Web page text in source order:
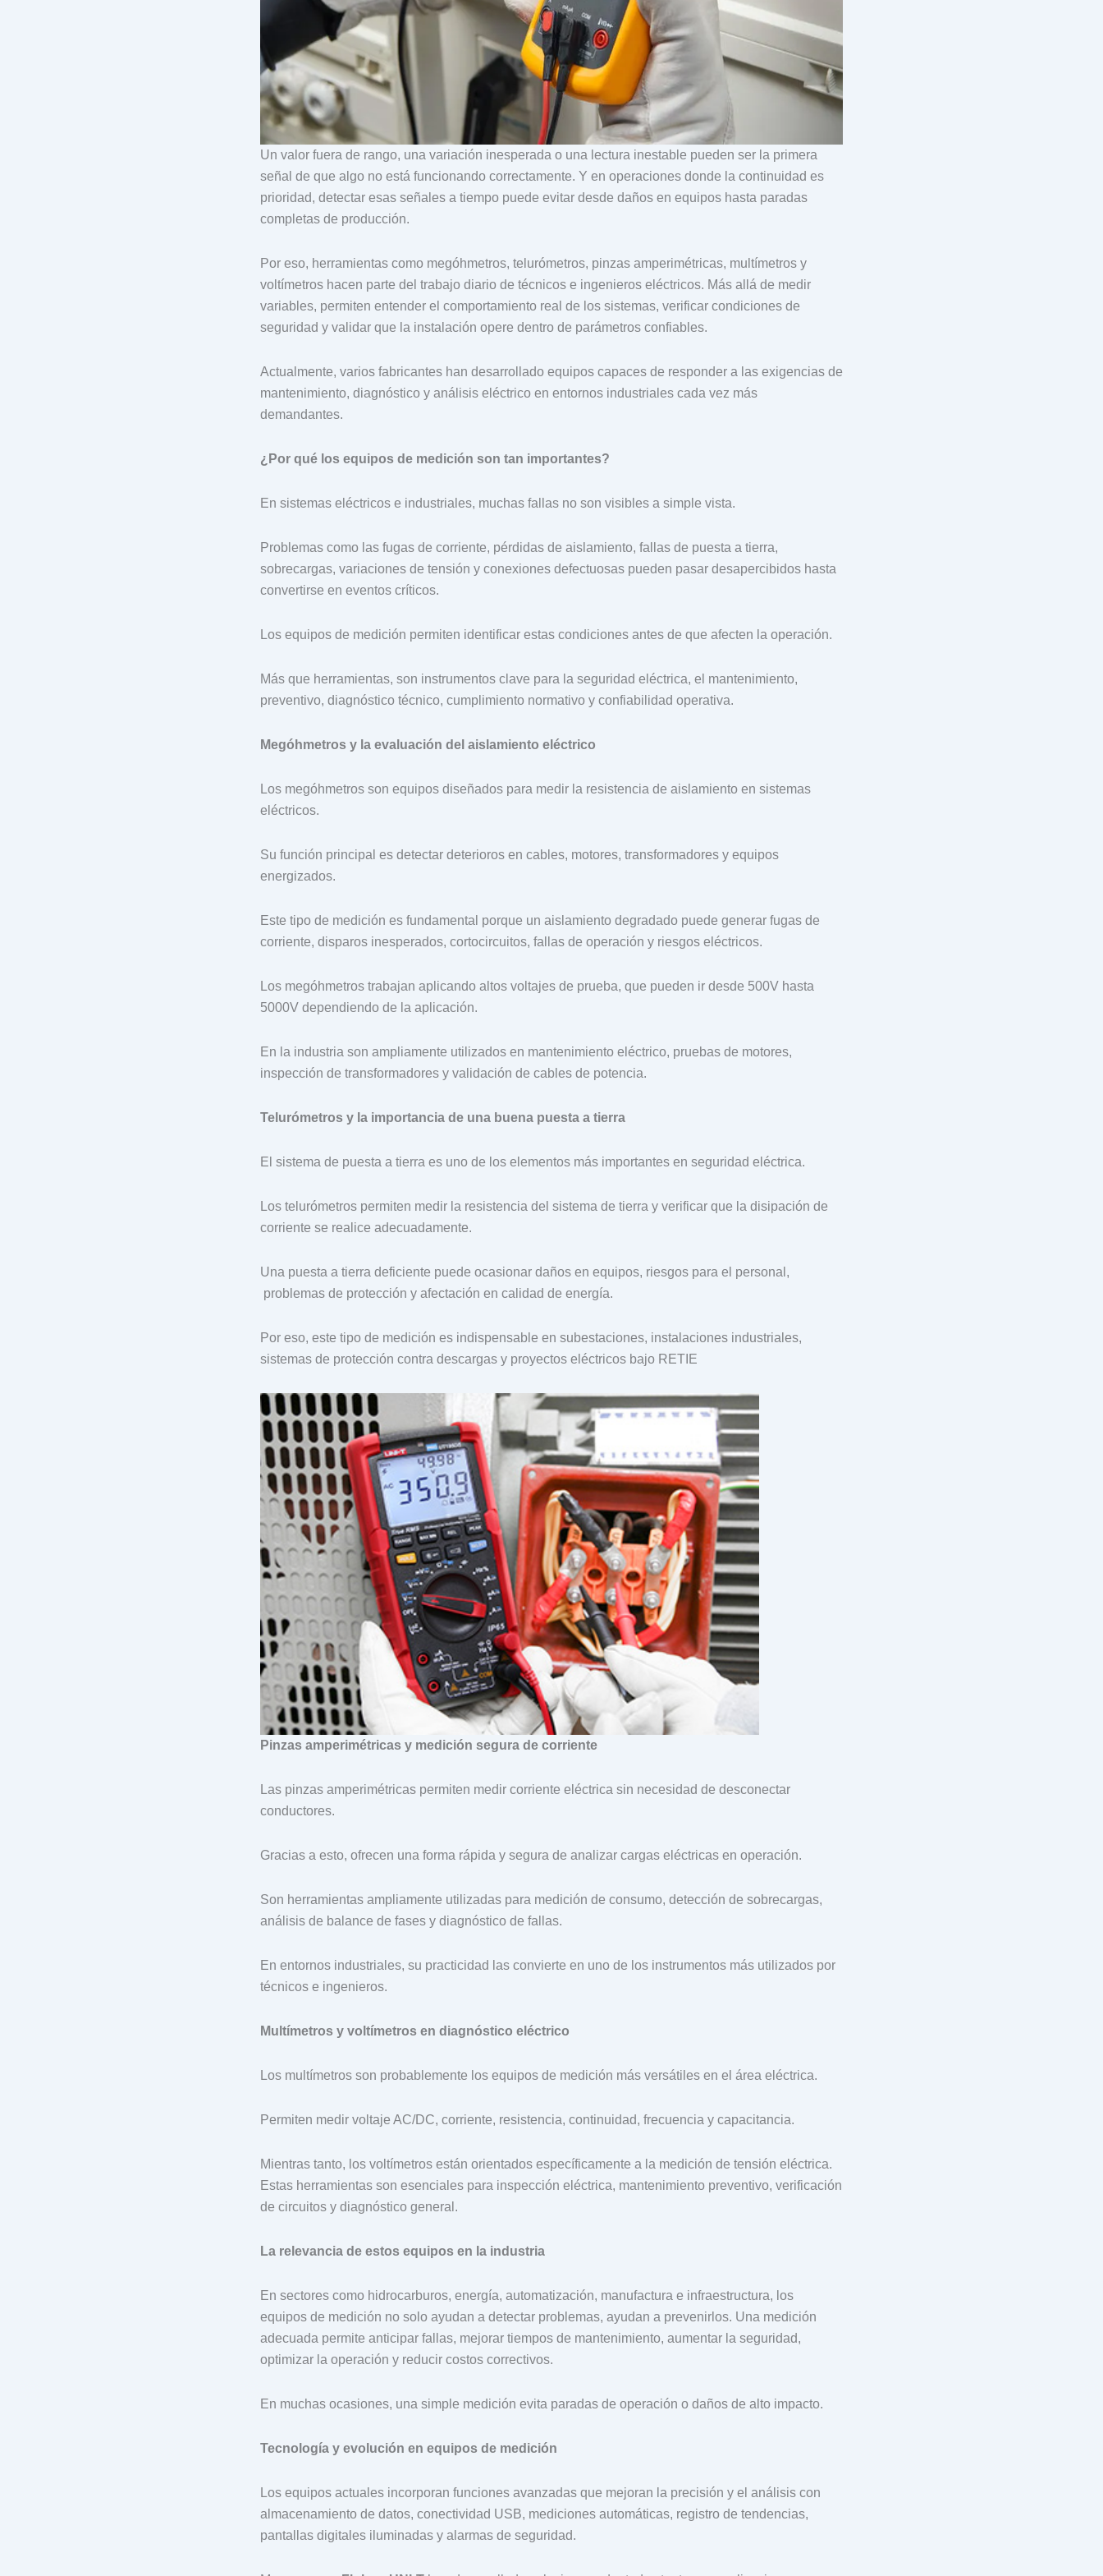
Un valor fuera de rango, una variación inesperada o una lectura inestable pueden ser la primera
señal de que algo no está funcionando correctamente. Y en operaciones donde la continuidad es
prioridad, detectar esas señales a tiempo puede evitar desde daños en equipos hasta paradas
completas de producción.
Por eso, herramientas como megóhmetros, telurómetros, pinzas amperimétricas, multímetros y
voltímetros hacen parte del trabajo diario de técnicos e ingenieros eléctricos. Más allá de medir
variables, permiten entender el comportamiento real de los sistemas, verificar condiciones de
seguridad y validar que la instalación opere dentro de parámetros confiables.
Actualmente, varios fabricantes han desarrollado equipos capaces de responder a las exigencias de
mantenimiento, diagnóstico y análisis eléctrico en entornos industriales cada vez más
demandantes.
¿Por qué los equipos de medición son tan importantes?
En sistemas eléctricos e industriales, muchas fallas no son visibles a simple vista.
Problemas como las fugas de corriente, pérdidas de aislamiento, fallas de puesta a tierra,
sobrecargas, variaciones de tensión y conexiones defectuosas pueden pasar desapercibidos hasta
convertirse en eventos críticos.
Los equipos de medición permiten identificar estas condiciones antes de que afecten la operación.
Más que herramientas, son instrumentos clave para la seguridad eléctrica, el mantenimiento,
preventivo, diagnóstico técnico, cumplimiento normativo y confiabilidad operativa.
Megóhmetros y la evaluación del aislamiento eléctrico
Los megóhmetros son equipos diseñados para medir la resistencia de aislamiento en sistemas
eléctricos.
Su función principal es detectar deterioros en cables, motores, transformadores y equipos
energizados.
Este tipo de medición es fundamental porque un aislamiento degradado puede generar fugas de
corriente, disparos inesperados, cortocircuitos, fallas de operación y riesgos eléctricos.
Los megóhmetros trabajan aplicando altos voltajes de prueba, que pueden ir desde 500V hasta
5000V dependiendo de la aplicación.
En la industria son ampliamente utilizados en mantenimiento eléctrico, pruebas de motores,
inspección de transformadores y validación de cables de potencia.
Telurómetros y la importancia de una buena puesta a tierra
El sistema de puesta a tierra es uno de los elementos más importantes en seguridad eléctrica.
Los telurómetros permiten medir la resistencia del sistema de tierra y verificar que la disipación de
corriente se realice adecuadamente.
Una puesta a tierra deficiente puede ocasionar daños en equipos, riesgos para el personal,
problemas de protección y afectación en calidad de energía.
Por eso, este tipo de medición es indispensable en subestaciones, instalaciones industriales,
sistemas de protección contra descargas y proyectos eléctricos bajo RETIE
Pinzas amperimétricas y medición segura de corriente
Las pinzas amperimétricas permiten medir corriente eléctrica sin necesidad de desconectar
conductores.
Gracias a esto, ofrecen una forma rápida y segura de analizar cargas eléctricas en operación.
Son herramientas ampliamente utilizadas para medición de consumo, detección de sobrecargas,
análisis de balance de fases y diagnóstico de fallas.
En entornos industriales, su practicidad las convierte en uno de los instrumentos más utilizados por
técnicos e ingenieros.
Multímetros y voltímetros en diagnóstico eléctrico
Los multímetros son probablemente los equipos de medición más versátiles en el área eléctrica.
Permiten medir voltaje AC/DC, corriente, resistencia, continuidad, frecuencia y capacitancia.
Mientras tanto, los voltímetros están orientados específicamente a la medición de tensión eléctrica.
Estas herramientas son esenciales para inspección eléctrica, mantenimiento preventivo, verificación
de circuitos y diagnóstico general.
La relevancia de estos equipos en la industria
En sectores como hidrocarburos, energía, automatización, manufactura e infraestructura, los
equipos de medición no solo ayudan a detectar problemas, ayudan a prevenirlos. Una medición
adecuada permite anticipar fallas, mejorar tiempos de mantenimiento, aumentar la seguridad,
optimizar la operación y reducir costos correctivos.
En muchas ocasiones, una simple medición evita paradas de operación o daños de alto impacto.
Tecnología y evolución en equipos de medición
Los equipos actuales incorporan funciones avanzadas que mejoran la precisión y el análisis con
almacenamiento de datos, conectividad USB, mediciones automáticas, registro de tendencias,
pantallas digitales iluminadas y alarmas de seguridad.